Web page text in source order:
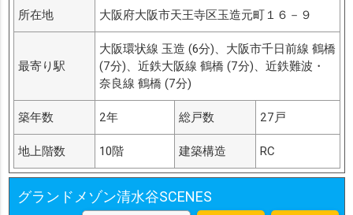
所在地 大阪府大阪市天王寺区玉造元町１６－９
最寄り駅
大阪環状線 玉造 (6分)、大阪市千日前線 鶴橋
(7分)、近鉄大阪線 鶴橋 (7分)、近鉄難波・
奈良線 鶴橋 (7分)
築年数 2年 総戸数 27戸
地上階数 10階 建築構造 RC
グランドメゾン清水谷SCENES